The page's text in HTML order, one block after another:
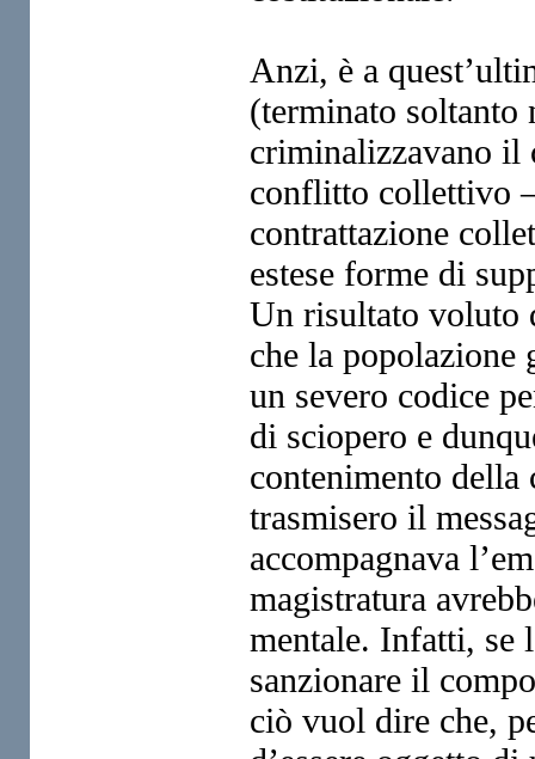
Anzi, è a
(terminato soltanto
criminalizzavano il
conflitto collettivo
contrattazione
estese forme di
Un risultato voluto
che la popolazione
un severo codice
di sciopero e
contenimento
trasmisero il
accompagnava
magistratura
mentale. Infatti, se
sanzionare il
ciò vuol dire che,